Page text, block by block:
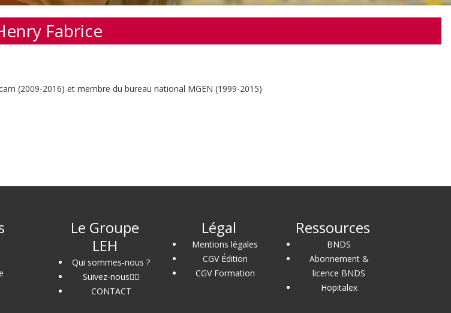
Fabrice
(2009-2016) et membre du bureau national MGEN (1999-2015)
Le Groupe
LEH
Qui sommes-nous ?
Suivez-nous
CONTACT
Légal
Mentions légales
CGV Édition
CGV Formation
Ressources
BNDS
Abonnement &
licence BNDS
Hopitalex